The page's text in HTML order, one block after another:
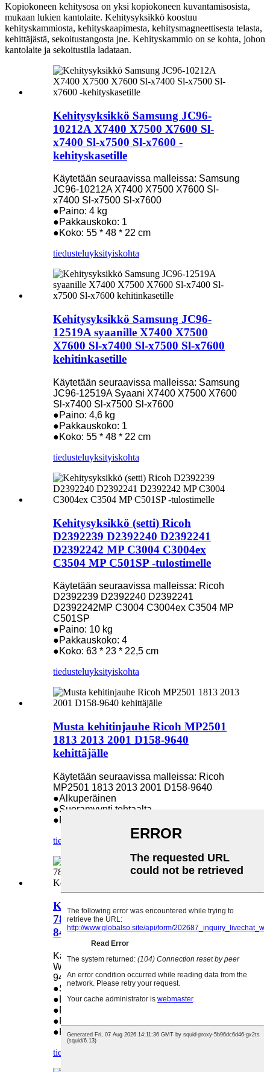
Kopiokoneen kehitysosa on yksi kopiokoneen kuvantamisosista,
mukaan lukien kantolaite. Kehitysyksikkö koostuu
kehityskammiosta, kehityskaapimesta, kehitysmagneettisesta telasta,
kehittäjästä, sekoitustangosta jne. Kehityskammio on se kohta, johon
kantolaite ja sekoitustila ladataan.
Kehitysyksikkö Samsung JC96-
10212A X7400 X7500 X7600 Sl-
x7400 Sl-x7500 Sl-x7600 -
kehityskasetille
Käytetään seuraavissa malleissa: Samsung
JC96-10212A X7400 X7500 X7600 Sl-
x7400 Sl-x7500 Sl-x7600
●Paino: 4 kg
●Pakkauskoko: 1
●Koko: 55 * 48 * 22 cm
tiedusteluyksityiskohta
Kehitysyksikkö Samsung JC96-
12519A syaanille X7400 X7500
X7600 Sl-x7400 Sl-x7500 Sl-x7600
kehitinkasetille
Käytetään seuraavissa malleissa: Samsung
JC96-12519A Syaani X7400 X7500 X7600
Sl-x7400 Sl-x7500 Sl-x7600
●Paino: 4,6 kg
●Pakkauskoko: 1
●Koko: 55 * 48 * 22 cm
tiedusteluyksityiskohta
Kehitysyksikkö (setti) Ricoh
D2392239 D2392240 D2392241
D2392242 MP C3004 C3004ex
C3504 MP C501SP -tulostimelle
Käytetään seuraavissa malleissa: Ricoh
D2392239 D2392240 D2392241
D2392242MP C3004 C3004ex C3504 MP
C501SP
●Paino: 10 kg
●Pakkauskoko: 4
●Koko: 63 * 23 * 22,5 cm
tiedusteluyksityiskohta
Musta kehitinjauhe Ricoh MP2501
1813 2013 2001 D158-9640
kehittäjälle
Käytetään seuraavissa malleissa: Ricoh
MP2501 1813 2013 2001 D158-9640
●Alkuperäinen
●Suoramyynti tehtaalta
●Pitkä käyttöikä
tiedustelu
yksityiskohta
Kehitysyksikkö Xerox WorkCentre
7830 7835 7845 7855 948K21190
848K65678 Kotelot Kehitys
Käytetään seuraavissa malleissa: Xerox
WorkCentre 7830 7835 7845 7855
948K21190 848K65678
●Suoramyynti tehtaalta
●Laadun takuu: 18 kuukautta
●Paino: 1,15 kg
●Pakkauksen määrä:
●Koko: 50 * 10 * 10 cm
tiedustelu